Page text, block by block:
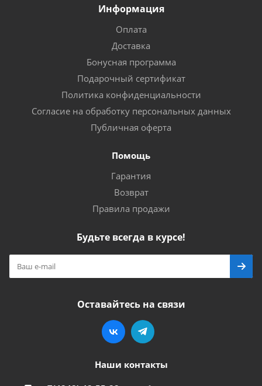
Информация
Оплата
Доставка
Бонусная программа
Подарочный сертификат
Политика конфиденциальности
Согласие на обработку персональных данных
Публичная оферта
Помощь
Гарантия
Возврат
Правила продажи
Будьте всегда в курсе!
Оставайтесь на связи
Наши контакты